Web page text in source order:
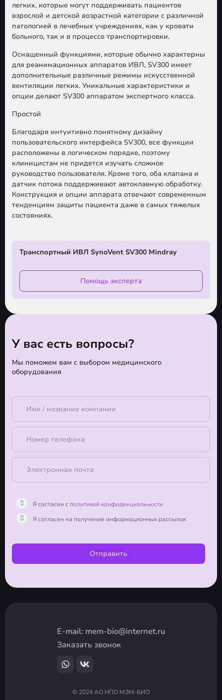
легких, которые могут поддерживать пациентов
взрослой и детской возрастной категории с различной
патологией в лечебных учреждениях, как у кровати
больного, так и в процессе транспортировки.
Оснащенный функциями, которые обычно характерны
для реанимационных аппаратов ИВЛ, SV300 имеет
дополнительные различные режимы искусственной
вентиляции легких. Уникальные характеристики и
опции делают SV300 аппаратом экспертного класса.
Простой
Благодаря интуитивно понятному дизайну
пользовательского интерфейса SV300, все функции
расположены в логическом порядке, поэтому
клиницистам не придется изучать сложное
руководство пользователя. Кроме того, оба клапана и
датчик потока поддерживают автоклавную обработку.
Конструкция и опции аппарата отвечают современным
тенденциям защиты пациента даже в самых тяжелых
состояниях.
Транспортный ИВЛ SynoVent SV300 Mindray
Помощь эксперта
У вас есть вопросы?
Мы поможем вам с выбором медицинского
оборудования
Отправить
Я согласен с политикой конфиденциальности
Я согласен на получение информационных рассылок
E-mail: mem-bio@internet.ru
Заказать звонок
© 2024 АО НПО МЭМ-БИО